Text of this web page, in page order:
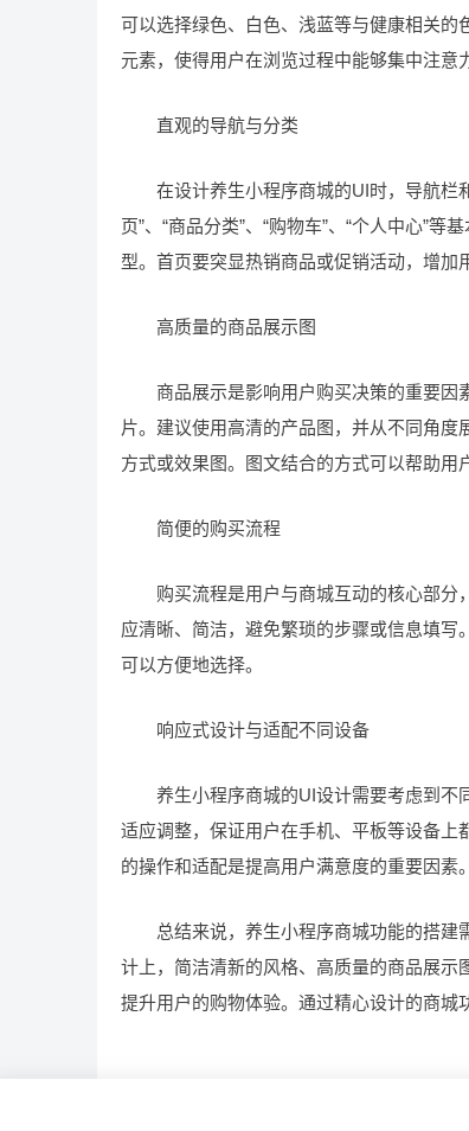
可以选择绿色、白色、浅蓝等与健康相关
元素，使得用户在浏览过程中能够集中注意
直观的导航与分类
在设计养生小程序商城的UI时，导航栏
页”、“商品分类”、“购物车”、“个人中心”
型。首页要突显热销商品或促销活动，增加
高质量的商品展示图
商品展示是影响用户购买决策的重要因
片。建议使用高清的产品图，并从不同角
方式或效果图。图文结合的方式可以帮助用
简便的购买流程
购买流程是用户与商城互动的核心部分
应清晰、简洁，避免繁琐的步骤或信息填
可以方便地选择。
响应式设计与适配不同设备
养生小程序商城的UI设计需要考虑到不
适应调整，保证用户在手机、平板等设备
的操作和适配是提高用户满意度的重要因素。
总结来说，养生小程序商城功能的搭建
计上，简洁清新的风格、高质量的商品展
提升用户的购物体验。通过精心设计的商城